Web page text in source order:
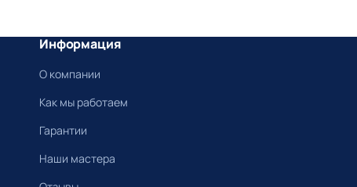
Информация
О компании
Как мы работаем
Гарантии
Наши мастера